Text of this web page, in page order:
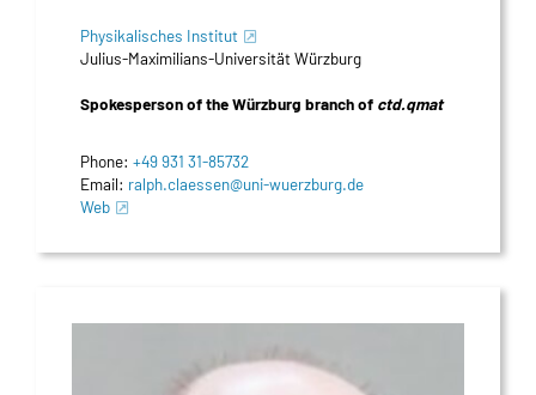
Physikalisches Institut
Julius-Maximilians-Universität Würzburg
Spokesperson of the Würzburg branch of ctd.qmat
Phone: +49 931 31-85732
Email: ralph.claessen@uni-wuerzburg.de
Web